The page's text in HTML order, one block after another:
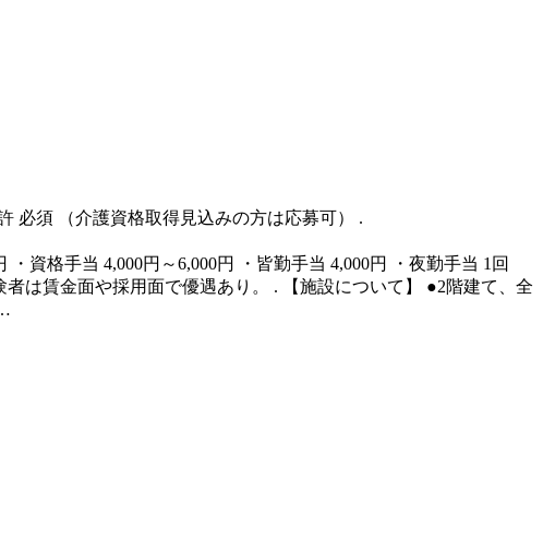
必須 （介護資格取得見込みの方は応募可） .
資格手当 4,000円～6,000円 ・皆勤手当 4,000円 ・夜勤手当 1回
は賃金面や採用面で優遇あり。 . 【施設について】 ●2階建て、全